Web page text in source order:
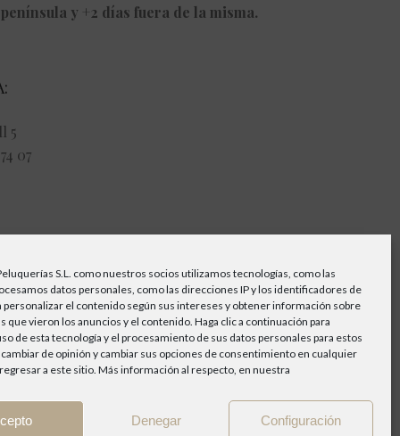
S.L. como nuestros socios utilizamos tecnologías, como las
datos personales, como las direcciones IP y los identificadores de
personalizar el contenido según sus intereses y obtener información sobre
que vieron los anuncios y el contenido. Haga clic a continuación para
de esta tecnología y el procesamiento de sus datos personales para estos
de opinión y cambiar sus opciones de consentimiento en cualquier
a este sitio. Más información al respecto, en nuestra
Denegar Configuración
y +2 días fuera de la misma.
5
07